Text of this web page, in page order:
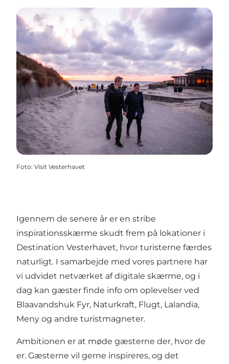
Foto: Visit Vesterhavet
Igennem de senere år er en stribe
inspirationsskærme skudt frem på lokationer i
Destination Vesterhavet, hvor turisterne færdes
naturligt. I samarbejde med vores partnere har
vi udvidet netværket af digitale skærme, og i
dag kan gæster finde info om oplevelser ved
Blaavandshuk Fyr, Naturkraft, Flugt, Lalandia,
Meny og andre turistmagneter.
Ambitionen er at møde gæsterne der, hvor de
er. Gæsterne vil gerne inspireres, og det